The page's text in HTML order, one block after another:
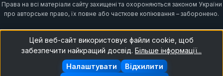
Права на всі матеріали сайту захищені та охороняються законом України
про авторське право, їх повне або часткове копіювання – заборонено.
Цей веб-сайт використовує файли cookie, щоб
забезпечити найкращий досвід. Більше інформації...
Відхилити
Налаштувати